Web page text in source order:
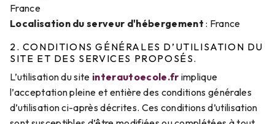
France
Localisation du serveur d'hébergement : France
2. CONDITIONS GÉNÉRALES D’UTILISATION DU
SITE ET DES SERVICES PROPOSÉS.
L’utilisation du site interautoecole.fr implique
l’acceptation pleine et entière des conditions générales
d’utilisation ci-après décrites. Ces conditions d’utilisation